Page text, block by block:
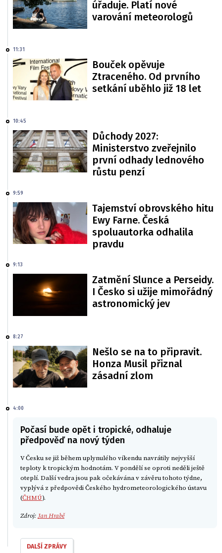
úřaduje. Platí nové
varování meteorologů
11:31
Bouček opěvuje
Ztraceného. Od prvního
setkání uběhlo již 18 let
10:45
Důchody 2027:
Ministerstvo zveřejnilo
první odhady lednového
růstu penzí
9:59
Tajemství obrovského hitu
Ewy Farne. Česká
spoluautorka odhalila
pravdu
9:13
Zatmění Slunce a Perseidy.
I Česko si užije mimořádný
astronomický jev
8:27
Nešlo se na to připravit.
Honza Musil přiznal
zásadní zlom
4:00
Počasí bude opět i tropické, odhaluje
předpověď na nový týden
V Česku se již během uplynulého víkendu navrátily nejvyšší
teploty k tropickým hodnotám. V pondělí se oproti neděli ještě
oteplí. Další vedra jsou pak očekávána v závěru tohoto týdne,
vyplývá z předpovědi Českého hydrometeorologického ústavu
(ČHMÚ).
Zdroj: Jan Hrabě
DALŠÍ ZPRÁVY